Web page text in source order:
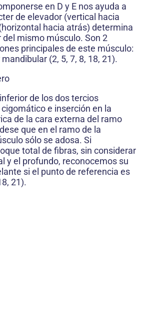
en D y E nos ayuda a
de elevador (vertical hacia
hacia atrás) determina
mismo músculo. Son 2
principales de este músculo:
(2, 5, 7, 8, 18, 21).
de los dos tercios
e inserción en la
de la cara externa del ramo
que en el ramo de la
sólo se adosa. Si
total de fibras, sin considerar
y el profundo, reconocemos su
si el punto de referencia es
21).